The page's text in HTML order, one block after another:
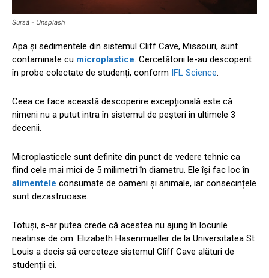
Sursă - Unsplash
Apa și sedimentele din sistemul Cliff Cave, Missouri, sunt
contaminate cu microplastice. Cercetătorii le-au descoperit
în probe colectate de studenți, conform IFL Science.
Ceea ce face această descoperire excepțională este că
nimeni nu a putut intra în sistemul de peșteri în ultimele 3
decenii.
Microplasticele sunt definite din punct de vedere tehnic ca
fiind cele mai mici de 5 milimetri în diametru. Ele își fac loc în
alimentele consumate de oameni și animale, iar consecințele
sunt dezastruoase.
Totuși, s-ar putea crede că acestea nu ajung în locurile
neatinse de om. Elizabeth Hasenmueller de la Universitatea St
Louis a decis să cerceteze sistemul Cliff Cave alături de
studenții ei.